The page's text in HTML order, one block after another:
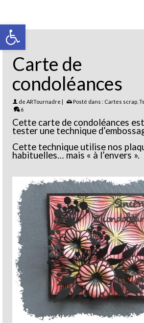
Ouvrir la barre d’outils
Carte de
condoléances
de ARTournadre | Posté dans : Cartes scrap
6
Cette carte de condoléances
tester une technique
Cette technique utilise nos
habituelles… mais « à l’envers ».